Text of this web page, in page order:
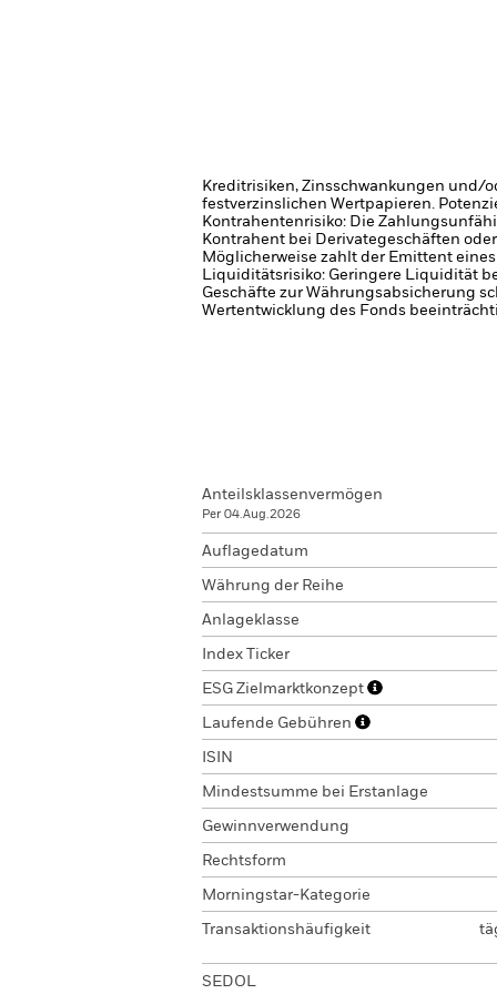
Kreditrisiken, Zinsschwankungen und/
festverzinslichen Wertpapieren.
Kontrahentenrisiko: Die
Kontrahent bei Derivategeschäften
Möglicherweise zahlt der Emittent
Liquiditätsrisiko: Geringere Liquidität
Geschäfte zur Währungsabsicherung
Wertentwicklung des Fonds
Anteilsklassenvermögen
Per 04.Aug.2026
Auflagedatum
Währung der Reihe
Anlageklasse
Index Ticker
ESG Zielmarktkonzept
Laufende Gebühren
ISIN
Mindestsumme bei Erstanlage
Gewinnverwendung
Rechtsform
Morningstar-Kategorie
Transaktionshäufigkeit
SEDOL